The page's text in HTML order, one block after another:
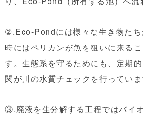
②.Eco-Pondには様々な生き物たち
時にはペリカンが魚を狙いに来る
す。生態系を守るためにも、 定期
関が川の水質チェックを行っていま
③.廃液を生分解する工程ではバイ